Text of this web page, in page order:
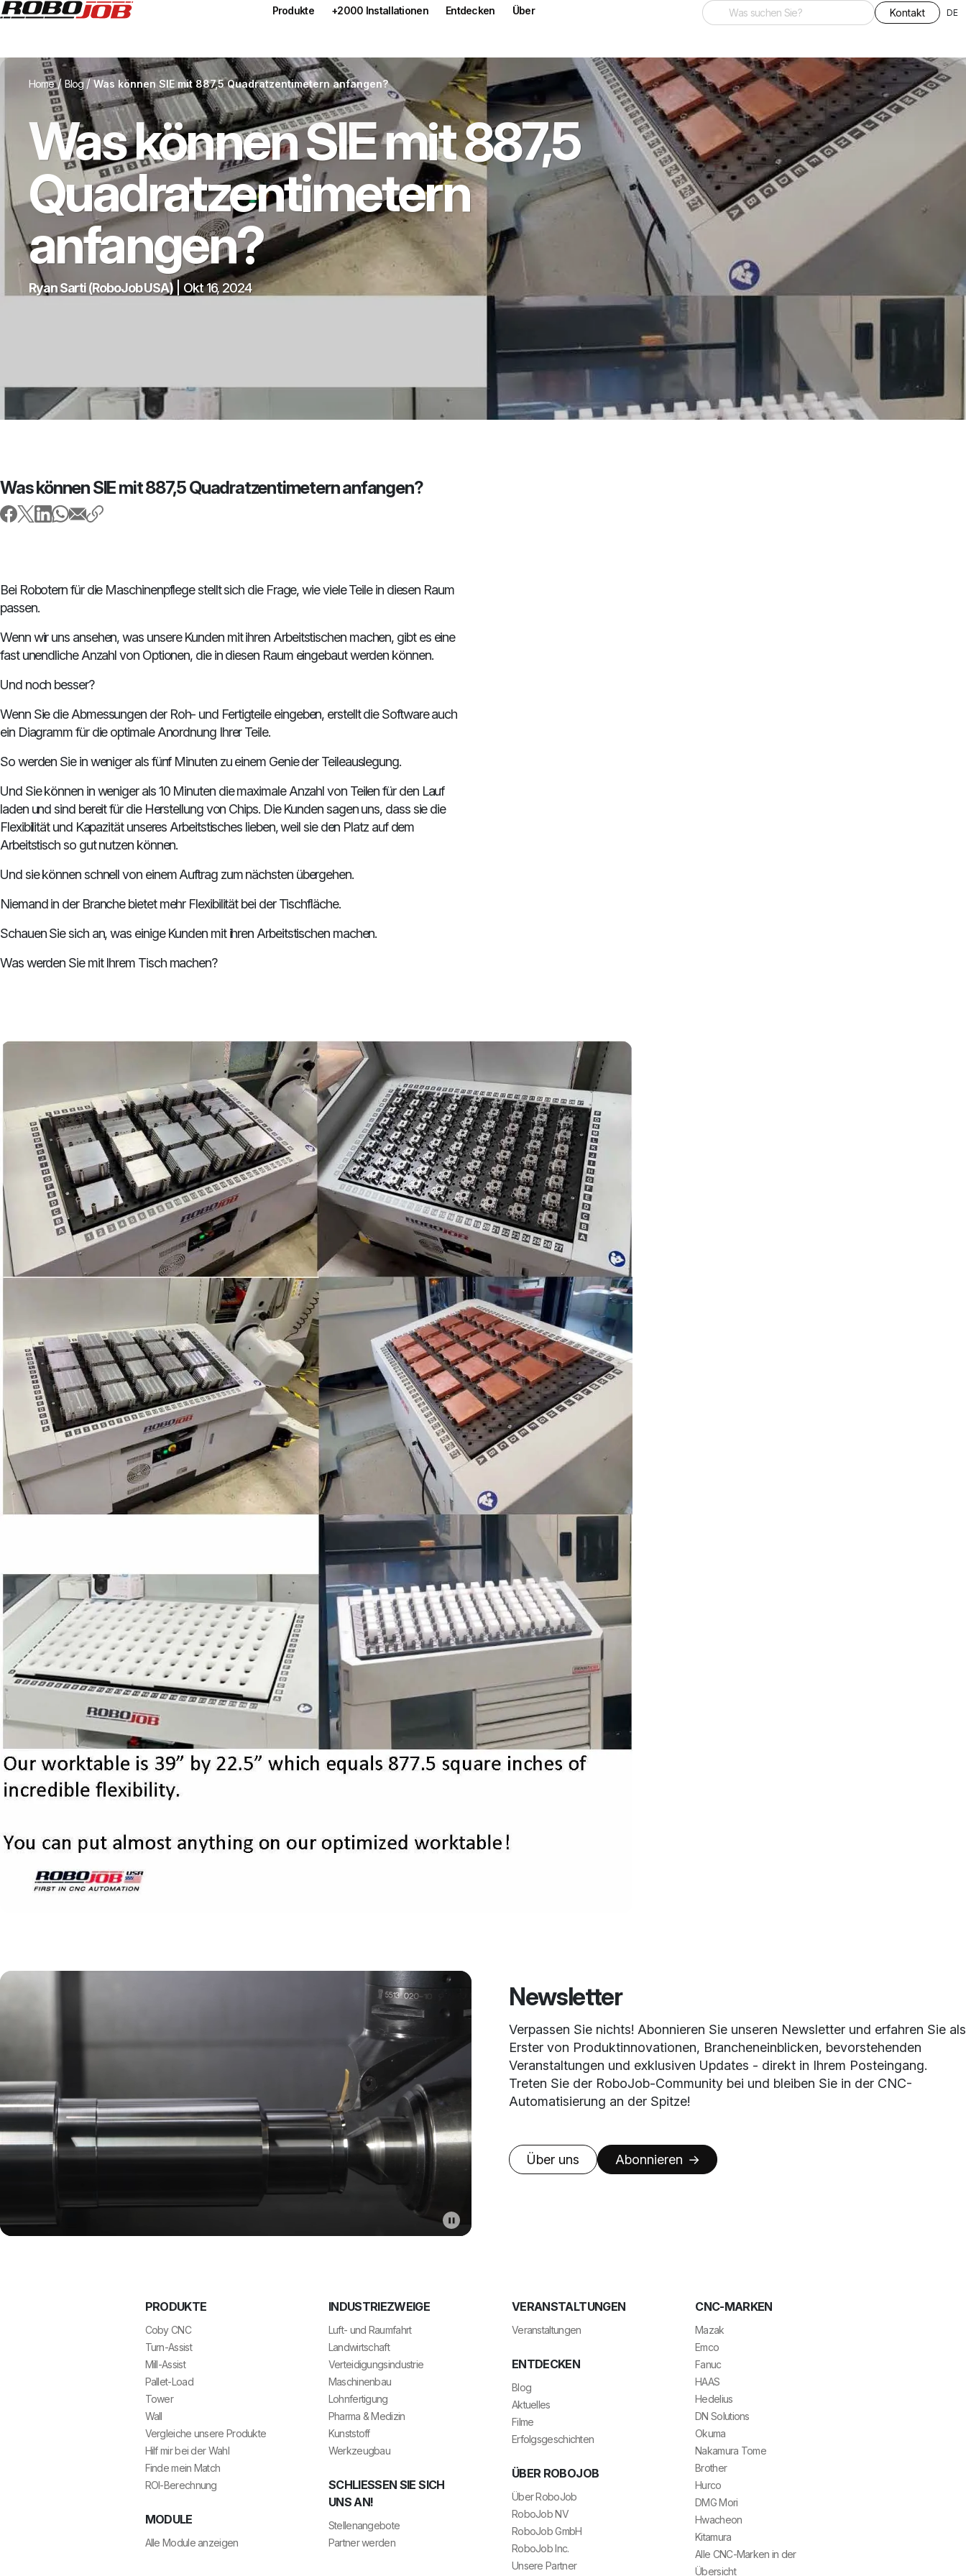
Produkte +2000 Installationen Entdecken Über Kontakt DE
Home/Blog/Was können SIE mit 887,5 Quadratzentimetern anfangen?
Was können SIE mit 887,5
Quadratzentimetern
anfangen?
Ryan Sarti (RoboJob USA) Okt 16, 2024
Was können SIE mit 887,5 Quadratzentimetern anfangen?
Bei Robotern für die Maschinenpflege stellt sich die Frage, wie viele Teile in diesen Raum
passen.
Wenn wir uns ansehen, was unsere Kunden mit ihren Arbeitstischen machen, gibt es eine
fast unendliche Anzahl von Optionen, die in diesen Raum eingebaut werden können.
Und noch besser?
Wenn Sie die Abmessungen der Roh- und Fertigteile eingeben, erstellt die Software auch
ein Diagramm für die optimale Anordnung Ihrer Teile.
So werden Sie in weniger als fünf Minuten zu einem Genie der Teileauslegung.
Und Sie können in weniger als 10 Minuten die maximale Anzahl von Teilen für den Lauf
laden und sind bereit für die Herstellung von Chips. Die Kunden sagen uns, dass sie die
Flexibilität und Kapazität unseres Arbeitstisches lieben, weil sie den Platz auf dem
Arbeitstisch so gut nutzen können.
Und sie können schnell von einem Auftrag zum nächsten übergehen.
Niemand in der Branche bietet mehr Flexibilität bei der Tischfläche.
Schauen Sie sich an, was einige Kunden mit ihren Arbeitstischen machen.
Was werden Sie mit Ihrem Tisch machen?
Newsletter
Verpassen Sie nichts! Abonnieren Sie unseren Newsletter und erfahren Sie als
Erster von Produktinnovationen, Brancheneinblicken, bevorstehenden
Veranstaltungen und exklusiven Updates - direkt in Ihrem Posteingang.
Treten Sie der RoboJob-Community bei und bleiben Sie in der CNC-
Automatisierung an der Spitze!
Über uns Abonnieren
PRODUKTE
Coby CNC
Turn-Assist
Mill-Assist
Pallet-Load
Tower
Wall
Vergleiche unsere Produkte
Hilf mir bei der Wahl
Finde mein Match
ROI-Berechnung
MODULE
Alle Module anzeigen
INDUSTRIEZWEIGE
Luft- und Raumfahrt
Landwirtschaft
Verteidigungsindustrie
Maschinenbau
Lohnfertigung
Pharma & Medizin
Kunststoff
Werkzeugbau
SCHLIESSEN SIE SICH U
NS AN!
Stellenangebote
Partner werden
VERANSTALTUNGEN
Veranstaltungen
ENTDECKEN
Blog
Aktuelles
Filme
Erfolgsgeschichten
ÜBER ROBOJOB
Über RoboJob
RoboJob NV
RoboJob GmbH
RoboJob Inc.
Unsere Partner
CNC-MARKEN
Mazak
Emco
Fanuc
HAAS
Hedelius
DN Solutions
Okuma
Nakamura Tome
Brother
Hurco
DMG Mori
Hwacheon
Kitamura
Alle CNC-Marken in der
Übersicht